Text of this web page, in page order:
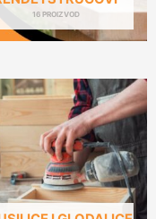
16 PROIZVOD